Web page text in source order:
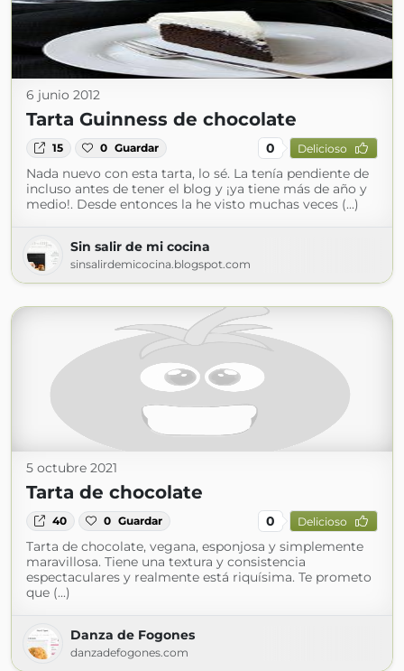
6 junio 2012
Tarta Guinness de chocolate
15 0 Guardar 0 Delicioso
Nada nuevo con esta tarta, lo sé. La tenía pendiente de
incluso antes de tener el blog y ¡ya tiene más de año y
medio!. Desde entonces la he visto muchas veces (...)
Sin salir de mi cocina
sinsalirdemicocina.blogspot.com
5 octubre 2021
Tarta de chocolate
40 0 Guardar 0 Delicioso
Tarta de chocolate, vegana, esponjosa y simplemente
maravillosa. Tiene una textura y consistencia
espectaculares y realmente está riquísima. Te prometo
que (...)
Danza de Fogones
danzadefogones.com